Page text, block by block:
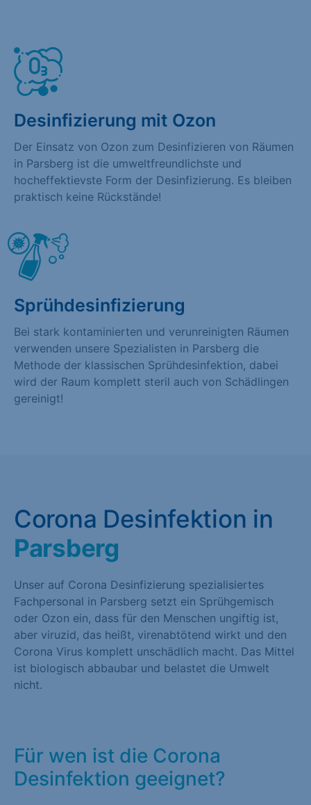
Desinfizierung mit Ozon
Der Einsatz von Ozon zum Desinfizieren von Räumen
in Parsberg ist die umweltfreundlichste und
hocheffektievste Form der Desinfizierung. Es bleiben
praktisch keine Rückstände!
Sprühdesinfizierung
Bei stark kontaminierten und verunreinigten Räumen
verwenden unsere Spezialisten in Parsberg die
Methode der klassischen Sprühdesinfektion, dabei
wird der Raum komplett steril auch von Schädlingen
gereinigt!
Corona Desinfektion in
Parsberg
Unser auf Corona Desinfizierung spezialisiertes
Fachpersonal in Parsberg setzt ein Sprühgemisch
oder Ozon ein, dass für den Menschen ungiftig ist,
aber viruzid, das heißt, virenabtötend wirkt und den
Corona Virus komplett unschädlich macht. Das Mittel
ist biologisch abbaubar und belastet die Umwelt
nicht.
Für wen ist die Corona
Desinfektion geeignet?